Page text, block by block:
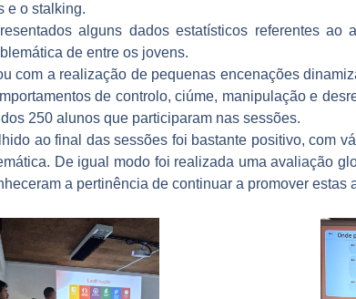
e o stalking.
alguns dados estatísticos referentes
de entre os jovens.
com a realização de pequenas encenações
de controlo, ciúme, manipulação e
250 alunos que participaram nas sessões.
ao final das sessões foi bastante positivo, com
De igual modo foi realizada uma avaliação
a pertinência de continuar a promover estas